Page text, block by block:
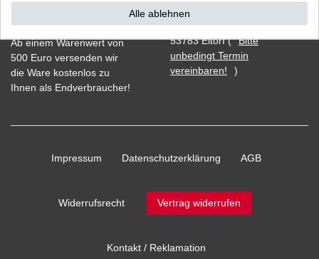
Ab einem Warenwert von
500 Euro versenden wir
die Ware kostenlos zu
Ihnen als Endverbraucher!
Vorkasse
Barzahlung bei Abholung in
53783 Eitorf (
Bitte
unbedingt Termin
vereinbaren!
)
Impressum Daten­schutz­erklärung AGB
Widerrufs­recht Vertrag widerrufen
Kontakt / Reklamation
Alle ablehnen